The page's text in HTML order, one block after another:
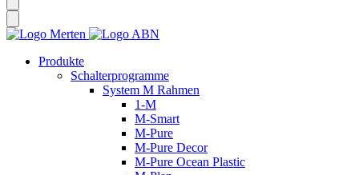
Produkte
Schalterprogramme
System M Rahmen
1-M
M-Smart
M-Pure
M-Pure Decor
M-Pure Ocean Plastic